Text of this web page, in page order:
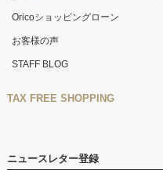
Oricoショッピングローン
お客様の声
STAFF BLOG
TAX FREE SHOPPING
ニュースレター登録